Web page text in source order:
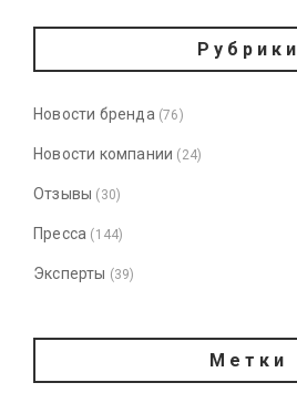
Рубрики
Новости бренда (76)
Новости компании (24)
Отзывы (30)
Пресса (144)
Эксперты (39)
Метки